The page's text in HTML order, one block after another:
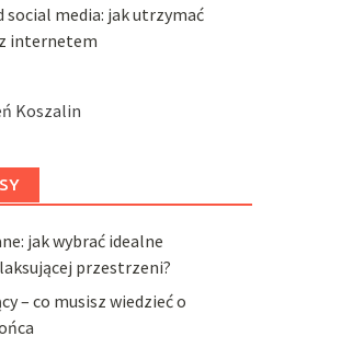
social media: jak utrzymać
internetem
Koszalin
jak wybrać idealne
przestrzeni?
– co musisz wiedzieć o